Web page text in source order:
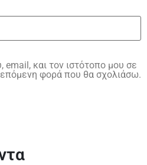
και τον ιστότοπο μου σε
φορά που θα σχολιάσω.